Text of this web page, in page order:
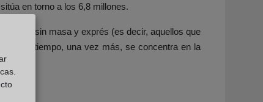
en torno a los 6,8 millones.
sin masa y exprés (es decir, aquellos que
este tiempo, una vez más, se concentra en la